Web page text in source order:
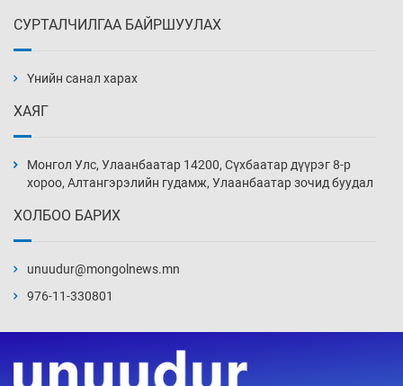
18 цаг 49 мин
19 цаг 19 мин
19 цаг 49 мин
хэмжээг шинэчлэн тогтоох нь
20 цаг 19 мин
СУРТАЛЧИЛГАА БАЙРШУУЛАХ
Үнийн санал харах
ХАЯГ
Монгол Улс, Улаанбаатар 14200, Сүхбаатар дүүрэг 8-р
хороо, Алтангэрэлийн гудамж, Улаанбаатар зочид буудал
ХОЛБОО БАРИХ
unuudur@mongolnews.mn
976-11-330801